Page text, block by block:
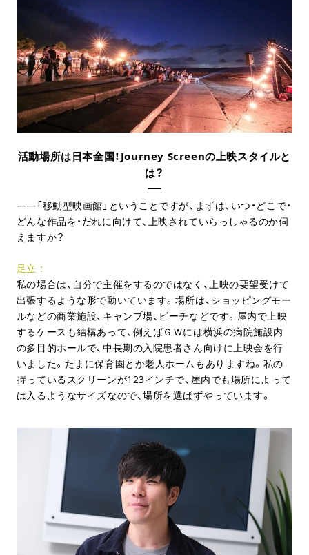
活動場所は日本全国！Journey Screenの上映スタイルと
は？
「移動型映画館」ということですが、まずは、いつ・どこで・
どんな作品を・だれに向けて、上映されていらっしゃるのか伺
えますか？
足立
私の場合は、自分で主催をするのではなく、上映の要望受けて
出張するような形で動いています。場所は、ショッピングモー
ルなどの商業施設、キャンプ場、ビーチなどです。屋内で上映
するケースも結構あって、例えばＧＷには横浜の病院施設内
の多目的ホールで、中長期の入院患者さん向けに上映会を行
いました。たまに保育園とか老人ホームもありますね。私の
持っているスクリーンが123インチで、屋内でも場所によって
は入るようなサイズなので、場所を選ばずやっています。